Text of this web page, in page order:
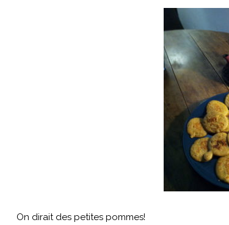
On dirait des petites pommes!